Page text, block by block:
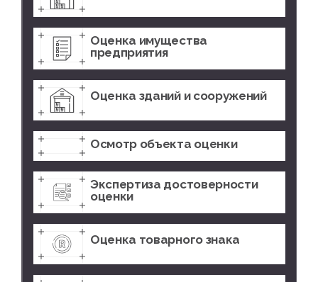
Оценка имущества
предприятия
Оценка зданий и сооружений
Осмотр объекта оценки
Экспертиза достоверности
оценки
Оценка товарного знака